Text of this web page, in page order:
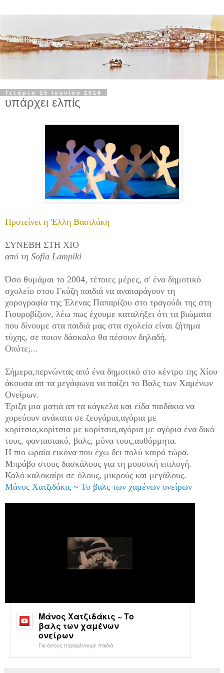
Τετάρτη 15 Ιουνίου 2016
υπάρχει ελπίς
Προτείνει η 'Ελλη Βασιλάκη
ΣΥΝΕΒΗ ΣΤΗ ΧΙΟ
από τη Sofia Lampiki
Όσο θυμάμαι το 2004, τέτοιες μέρες, σ' ένα δημοτικό
σχολείο στου Γκύζη παιδιά να αναπαράγουν τη
χορογραφία της Έλενας Παπαρίζου στο τραγούδι της στη
Γιουροβίζιον, λέω πως έχουμε καταλήξει ότι τα βιώματα
που δίνουμε στα παιδιά μας στα σχολεία είναι ζήτημα
τύχης, σε ποιον δάσκαλο θα πέσουν δηλαδή.
Οπότε;...
Σήμερα,περνώντας από ένα δημοτικό στο κέντρο της Χίου
άκουσα απ τα μεγάφωνα να παίζει το Βαλς των Χαμένων
Ονείρων.
Έριξα μια ματιά απ τα κάγκελα και είδα παιδάκια να
χορεύουν ανάκατα σε ζευγάρια,αγόρια με
κορίτσια,κορίτσια με κορίτσια,αγόρια με αγόρια ένα δικό
τους, φαντασιακό, βαλς, μόνα τους,αυθόρμητα.
Η πιο ωραία εικόνα που έχω δει πολύ καιρό τώρα.
Μπράβο στους δασκάλους για τη μουσική επιλογή.
Καλό καλοκαίρι σε όλους, μικρούς και μεγάλους.
Μάνος Χατζιδάκις ~ Το βαλς των χαμένων ονείρων
Μάνος Χατζιδάκις ~ Το
βαλς των χαμένων
ονείρων
Για όσους παραμένουμε παιδιά